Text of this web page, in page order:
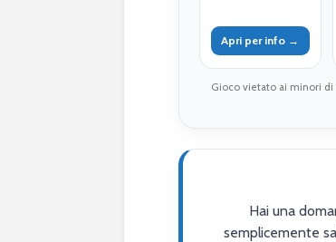
Apri per info →
Gioco vietato ai minori di
Hai una
semplicemente